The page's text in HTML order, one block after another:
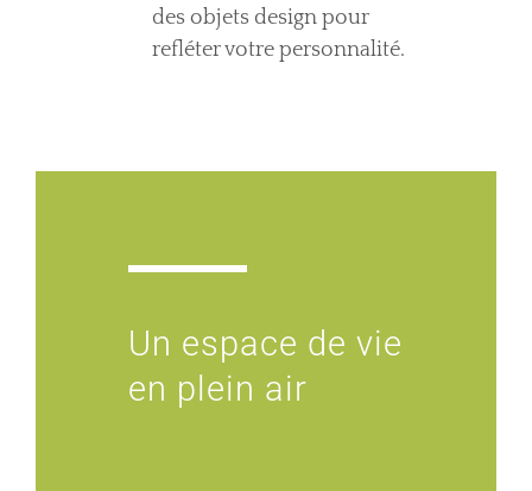
des objets design pour
refléter votre personnalité.
Un espace de vie
en plein air